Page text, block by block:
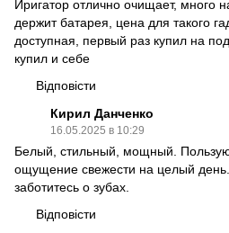
Иригатор отлично очищает, много
держит батарея, цена для такого
доступная, первый раз купил на
купил и себе
Відповісти
Кирил Данченко
16.05.2025 в 10:29
Белый, стильный, мощный.
ощущение свежести на целый
заботитесь о зубах.
Відповісти